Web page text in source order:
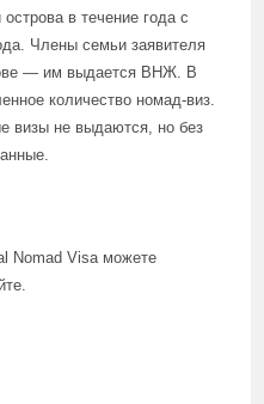
в течение года с
Члены семьи заявителя
— им выдается ВНЖ. В
количество номад-виз.
визы не выдаются, но без
Nomad Visa можете